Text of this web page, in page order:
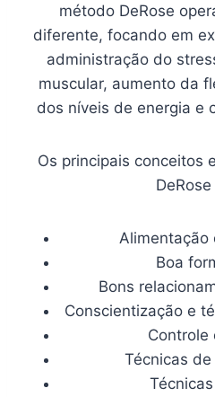
método DeRose
diferente, focando em
administração do
muscular, aumento da
dos níveis de energia e
Os principais conceitos
Alimentação
Boa
Bons
Conscientização e
Controle
Técnicas